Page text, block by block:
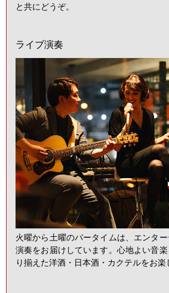
と共にどうぞ。
ライブ演奏
火曜から土曜のバータイムは、エンタ
演奏をお届けしています。心地よい音
り揃えた洋酒・日本酒・カクテルをお楽